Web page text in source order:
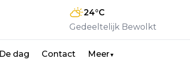
24°C
Gedeeltelijk Bewolkt
De dag Contact Meer▼